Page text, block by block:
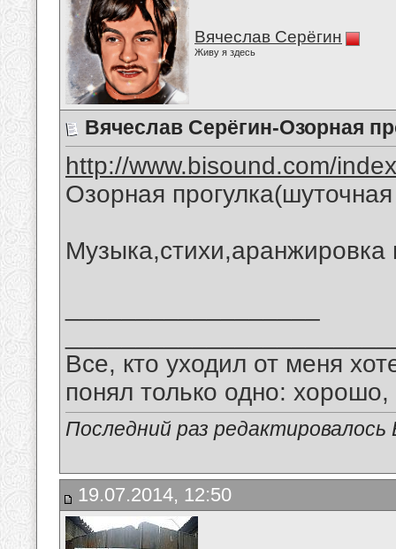
Вячеслав Серёгин
Живу я здесь
Вячеслав Серёгин-Озорная
http://www.bisound.com/
Озорная
Все, кто уходил от меня
понял только одно:
Последний раз
19.07.2014, 12:50